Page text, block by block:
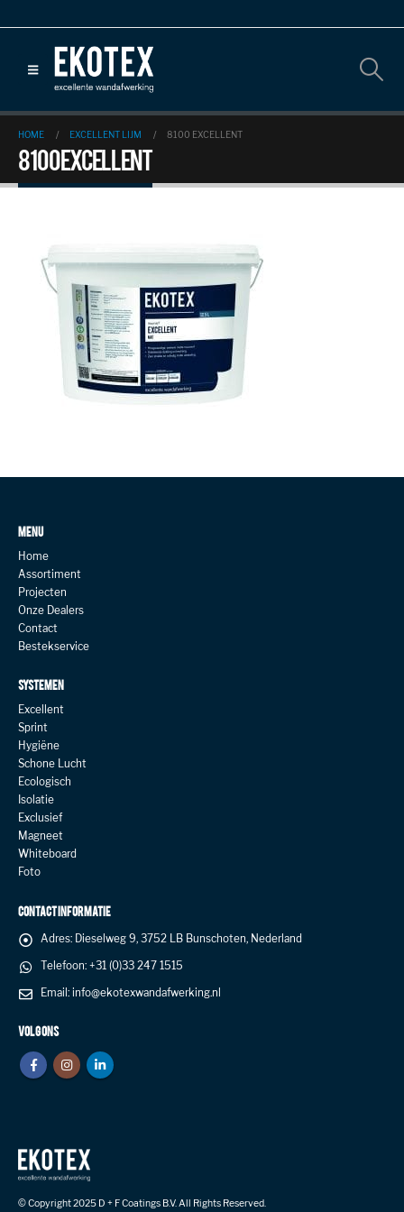
HOME EXCELLENT LIJM 8100 EXCELLENT
8100 excellent
MENU
Home
Assortiment
Projecten
Onze Dealers
Contact
Bestekservice
SYSTEMEN
Excellent
Sprint
Hygiëne
Schone Lucht
Ecologisch
Isolatie
Exclusief
Magneet
Whiteboard
Foto
CONTACT INFORMATIE
Adres: Dieselweg 9, 3752 LB Bunschoten, Nederland
Telefoon: +31 (0)33 247 1515
Email: info@ekotexwandafwerking.nl
VOLG ONS
© Copyright 2025 D + F Coatings B.V. All Rights Reserved.